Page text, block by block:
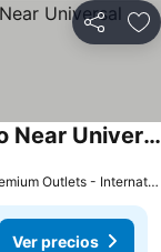
Compartir
Home2 Suites by Hilton Orlando Near Universal
a 1.4 km de: Orlando Premium Outlets - International Drive
Ver precios